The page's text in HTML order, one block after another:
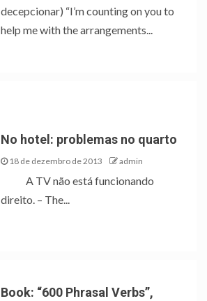
decepcionar) “I’m counting on you to
help me with the arrangements...
No hotel: problemas no quarto
18 de dezembro de 2013 admin
A TV não está funcionando
direito. – The...
Book: “600 Phrasal Verbs”,